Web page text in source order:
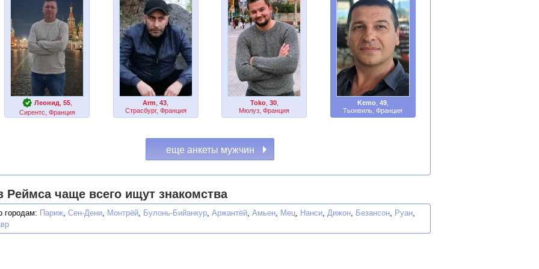
Леонид ,55
Сирентс, Франция
Arm ,43
Страсбург, Франция
Toko, 30,
Мюлуз, Франция
Kemo, 49,
Тьонвиль, Франция
Реймса чаще всего ищут знакомства
городам: Париж, Сен-Дени, Монтрёй, Булонь-Бийанкур, Аржантёй, Амьен, Мец, Нанси, Дижон, Безансон, Руан,